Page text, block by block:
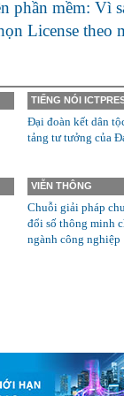
phần mềm: Vì
License theo
TIẾNG NÓI
Đại đoàn kết dân
tảng tư tưởng của
VIỄN THÔNG
Chuỗi giải pháp
đổi số thông minh
ngành công nghiệp